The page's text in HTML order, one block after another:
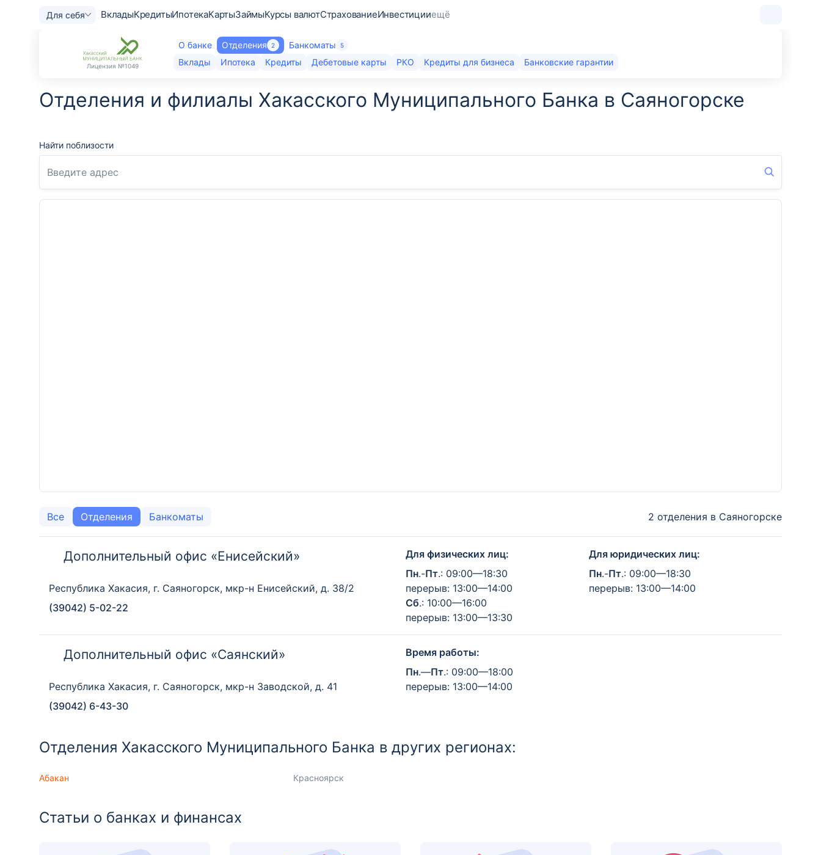
Для себя ВкладыКредитыИпотекаКартыЗаймыКурсы валютСтрахованиеИнвестицииещё
Лицензия №1049
О банке Отделения 2 Банкоматы 5
Вклады Ипотека Кредиты Дебетовые карты РКО Кредиты для бизнеса Банковские гарантии
Отделения и филиалы Хакасского Муниципального Банка в Саяногорске
Найти поблизости
Все Отделения Банкоматы 2 отделения в Саяногорске
Дополнительный офис «Енисейский»
Республика Хакасия, г. Саяногорск, мкр-н Енисейский, д. 38/2
(39042) 5-02-22
Для физических лиц:
Пн.-Пт.: 09:00—18:30
перерыв: 13:00—14:00
Сб.: 10:00—16:00
перерыв: 13:00—13:30
Для юридических лиц:
Пн.-Пт.: 09:00—18:30
перерыв: 13:00—14:00
Дополнительный офис «Саянский»
Республика Хакасия, г. Саяногорск, мкр-н Заводской, д. 41
(39042) 6-43-30
Время работы:
Пн.—Пт.: 09:00—18:00
перерыв: 13:00—14:00
Отделения Хакасского Муниципального Банка в других регионах:
Абакан Красноярск
Статьи о банках и финансах